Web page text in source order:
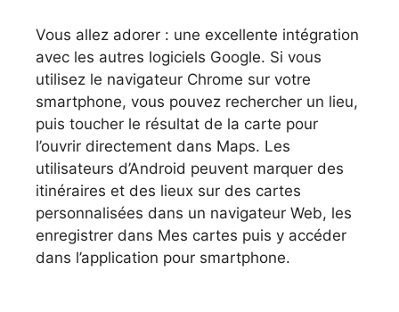
Vous allez adorer : une excellente intégration
avec les autres logiciels Google. Si vous
utilisez le navigateur Chrome sur votre
smartphone, vous pouvez rechercher un lieu,
puis toucher le résultat de la carte pour
l’ouvrir directement dans Maps. Les
utilisateurs d’Android peuvent marquer des
itinéraires et des lieux sur des cartes
personnalisées dans un navigateur Web, les
enregistrer dans Mes cartes puis y accéder
dans l’application pour smartphone.